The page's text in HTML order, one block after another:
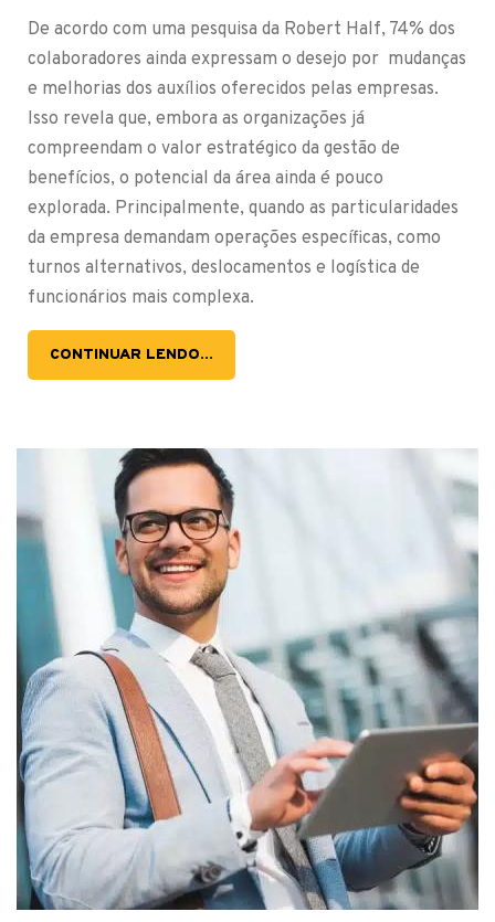
De acordo com uma pesquisa da Robert Half, 74% dos
colaboradores ainda expressam o desejo por mudanças
e melhorias dos auxílios oferecidos pelas empresas.
Isso revela que, embora as organizações já
compreendam o valor estratégico da gestão de
benefícios, o potencial da área ainda é pouco
explorada. Principalmente, quando as particularidades
da empresa demandam operações específicas, como
turnos alternativos, deslocamentos e logística de
funcionários mais complexa.
CONTINUAR LENDO...